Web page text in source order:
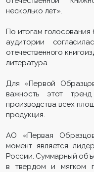
несколько лет».
По итогам
аудитории
отечественного
литература.
Для «Первой
важность этот
производства всех
продукция.
АО «Первая
момент является
России. Суммарный
в твердом и мягком